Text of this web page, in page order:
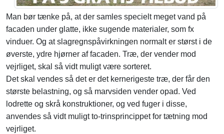
Man bør tænke på, at der samles specielt meget vand på
facaden under glatte, ikke sugende materialer, som fx
vinduer. Og at slagregnspåvirkningen normalt er størst i de
øverste, ydre hjørner af facaden. Træ, der vender mod
vejrliget, skal så vidt muligt være sorteret.
Det skal vendes så det er det kernerigeste træ, der får den
største belastning, og så marvsiden vender opad. Ved
lodrette og skrå konstruktioner, og ved fuger i disse,
anvendes så vidt muligt to-trinsprincippet for tætning mod
vejrliget.